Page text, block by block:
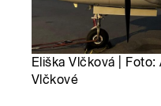
Eliška Vlčková | Foto:
Vlčkové